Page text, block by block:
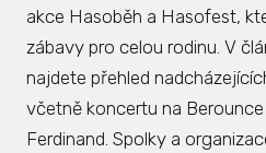
akce Hasoběh a Hasofest,
zábavy pro celou rodinu. V
najdete přehled
včetně koncertu na
Ferdinand. Spolky a